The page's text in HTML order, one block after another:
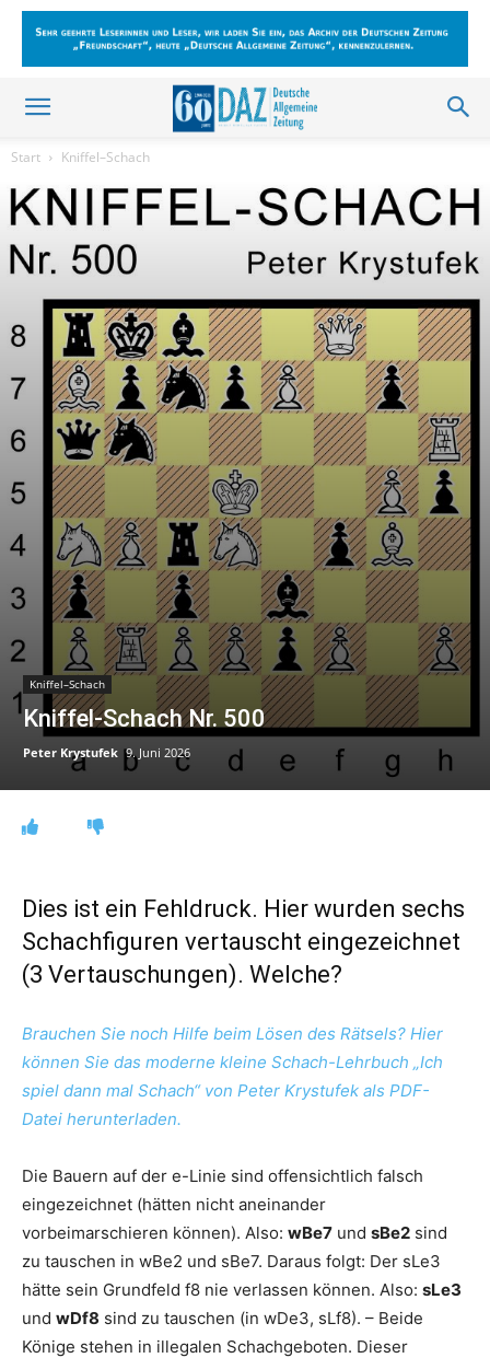
Start Kniffel–Schach
Kniffel–Schach
Kniffel-Schach Nr. 500
Peter Krystufek 9. Juni 2026
Dies ist ein Fehldruck. Hier wurden sechs
Schachfiguren vertauscht eingezeichnet
(3 Vertauschungen). Welche?
Brauchen Sie noch Hilfe beim Lösen des Rätsels? Hier
können Sie das moderne kleine Schach-Lehrbuch „Ich
spiel dann mal Schach“ von Peter Krystufek als PDF-
Datei herunterladen.
Die Bauern auf der e-Linie sind offensichtlich falsch
eingezeichnet (hätten nicht aneinander
vorbeimarschieren können). Also: wBe7 und sBe2 sind
zu tauschen in wBe2 und sBe7. Daraus folgt: Der sLe3
hätte sein Grundfeld f8 nie verlassen können. Also: sLe3
und wDf8 sind zu tauschen (in wDe3, sLf8). – Beide
Könige stehen in illegalen Schachgeboten. Dieser